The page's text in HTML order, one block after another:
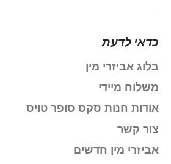
כדאי לדעת
בלוג אביזרי מין
משלוח מיידי
אודות חנות סקס סופר טויס
צור קשר
אביזרי מין חדשים